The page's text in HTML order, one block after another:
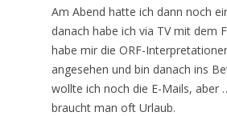
Am Abend hatte ich dann noch
danach habe ich via TV mit dem
habe mir die ORF-
angesehen und bin danach ins
wollte ich noch die E-Mails, aber
braucht man oft Urlaub.